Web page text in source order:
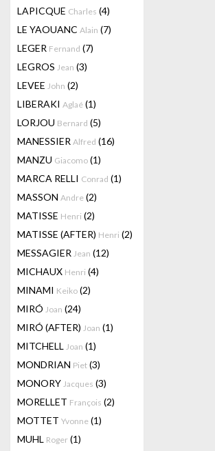
LAPICQUE Charles (4)
LE YAOUANC Alain (7)
LEGER Fernand (7)
LEGROS Jean (3)
LEVEE John (2)
LIBERAKI Aglaé (1)
LORJOU Bernard (5)
MANESSIER Alfred (16)
MANZU Giacomo (1)
MARCA RELLI Conrad (1)
MASSON Andre (2)
MATISSE Henri (2)
MATISSE (AFTER) Henri (2)
MESSAGIER Jean (12)
MICHAUX Henri (4)
MINAMI Keiko (2)
MIRÓ Joan (24)
MIRÓ (AFTER) Joan (1)
MITCHELL Joan (1)
MONDRIAN Piet (3)
MONORY Jacques (3)
MORELLET François (2)
MOTTET Yvonne (1)
MUHL Roger (1)